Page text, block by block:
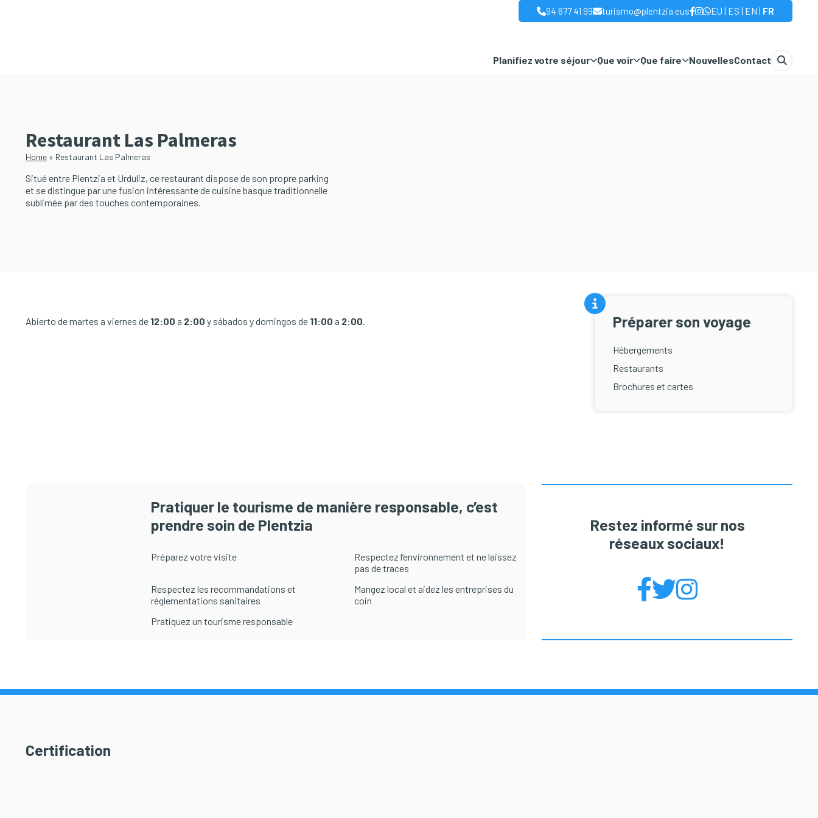
94 677 41 99 turismo@plentzia.eus EU | ES | EN | FR
Planifiez votre séjour Que voir Que faire NouvellesContact
Restaurant Las Palmeras
Home » Restaurant Las Palmeras
Situé entre Plentzia et Urduliz, ce restaurant dispose de son propre parking
et se distingue par une fusion intéressante de cuisine basque traditionnelle
sublimée par des touches contemporaines.
Abierto de martes a viernes de 12:00 a 2:00 y sábados y domingos de 11:00 a 2:00. Préparer son voyage
Hébergements
Restaurants
Brochures et cartes
Pratiquer le tourisme de manière responsable, c’est
prendre soin de Plentzia
Préparez votre visite
Respectez l’environnement et ne laissez
pas de traces
Respectez les recommandations et
réglementations sanitaires
Mangez local et aidez les entreprises du
coin
Pratiquez un tourisme responsable
Restez informé sur nos
réseaux sociaux!
Certification